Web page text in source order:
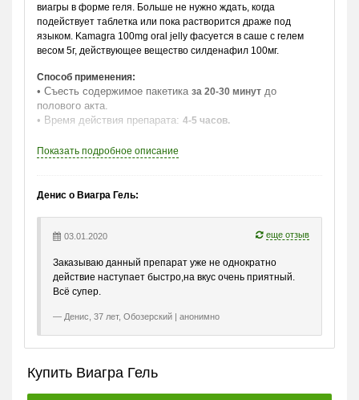
виагры в форме геля. Больше не нужно ждать, когда
подействует таблетка или пока растворится драже под
языком. Kamagra 100mg oral jelly фасуется в саше с гелем
весом 5г, действующее вещество силденафил 100мг.
Способ применения:
• Съесть содержимое пакетика за 20-30 минут до
полового акта.
• Время действия препарата: 4-5 часов.
Подробное описание и противопоказания к применению
Показать подробное описание
Денис о Виагра Гель:
еще отзыв
03.01.2020
Заказываю данный препарат уже не однократно
действие наступает быстро,на вкус очень приятный.
Всё супер.
Денис, 37 лет, Обозерский | анонимно
Купить Виагра Гель